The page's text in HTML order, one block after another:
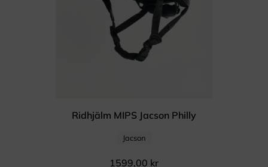
Ridhjälm MIPS Jacson Philly
Jacson
1599,00 kr